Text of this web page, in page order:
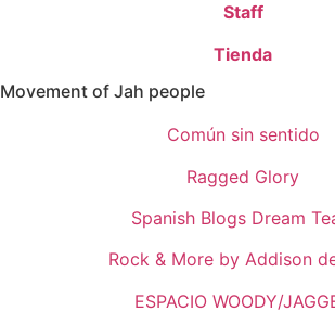
Staff
Tienda
Movement of Jah people
Común sin sentido
Ragged Glory
Spanish Blogs Dream
Rock & More by Addison
ESPACIO WOODY/